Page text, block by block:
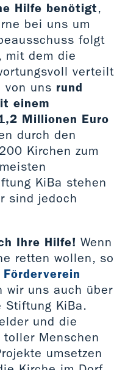
Hilfe benötigt,
bei uns um
folgt
mit dem die
verteilt
von uns rund
einem
Millionen Euro
durch den
Kirchen zum
KiBa stehen
sind jedoch
Ihre Hilfe! Wenn
retten wollen, so
Förderverein
wir uns auch über
Stiftung KiBa.
und die
Menschen
umsetzen